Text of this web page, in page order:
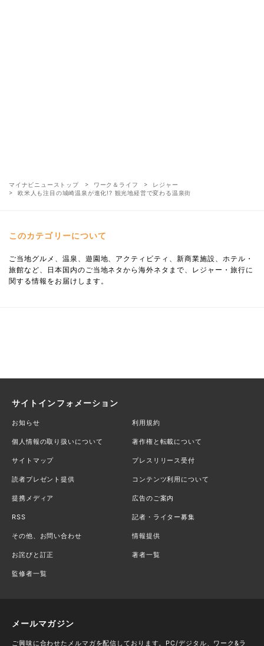
マイナビニューストップ ワーク＆ライフ
レジャー
欧米人も注目の城崎温泉が進化!? 観光地経営で変わる温泉街
このカテゴリーについて
ご当地グルメ、温泉、遊園地、アクティビティ、新商業施設、ホテル・
旅館など、日本国内のご当地ネタから海外ネタまで、レジャー・旅行に
関する情報をお届けします。
サイトインフォメーション
お知らせ 利用規約
個人情報の取り扱いについて 著作権と転載について
サイトマップ プレスリリース受付
読者プレゼント提供 コンテンツ利用について
提携メディア 広告のご案内
RSS 記者・ライター募集
その他、お問い合わせ 情報提供
お詫びと訂正 著者一覧
監修者一覧
メールマガジン
ご興味に合わせたメルマガを配信しております。PC/デジタル、ワーク&ラ